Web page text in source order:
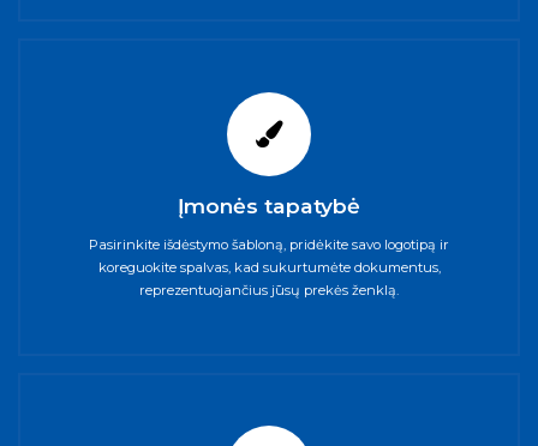
Įmonės tapatybė
Pasirinkite išdėstymo šabloną, pridėkite savo logotipą ir
koreguokite spalvas, kad sukurtumėte dokumentus,
reprezentuojančius jūsų prekės ženklą.